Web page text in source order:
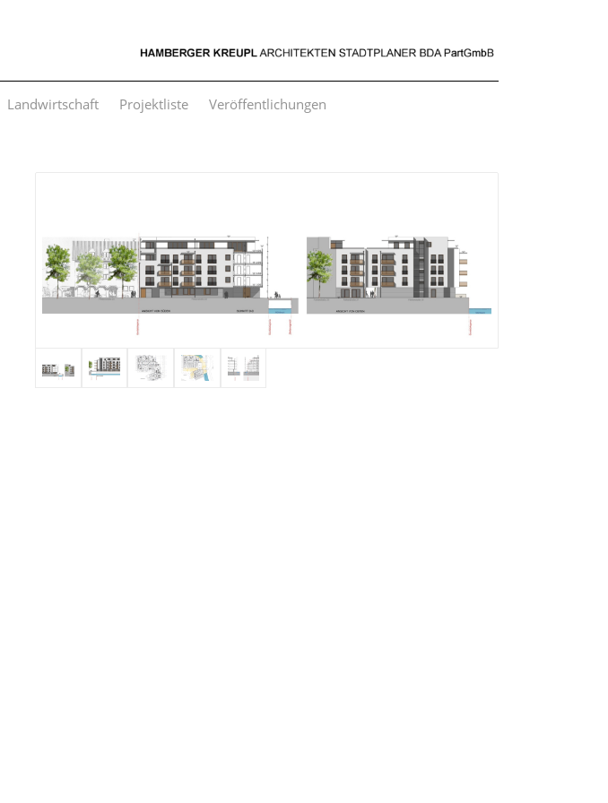
Landwirtschaft Projektliste Veröffentlichungen